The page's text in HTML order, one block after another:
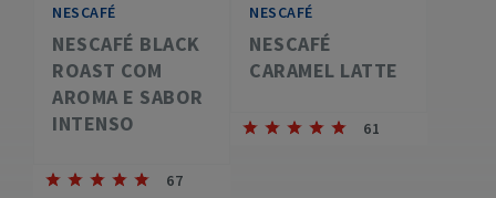
NESCAFÉ
NESCAFÉ BLACK
ROAST COM
AROMA E SABOR
INTENSO
67
NESCAFÉ
NESCAFÉ
CARAMEL LATTE
61